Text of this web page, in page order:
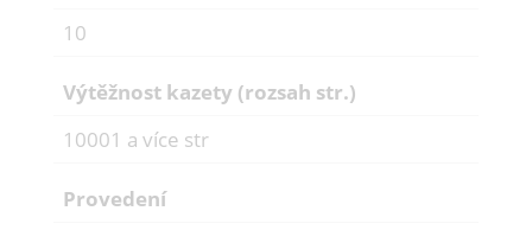
10
Výtěžnost kazety (rozsah str.)
10001 a více str
Provedení